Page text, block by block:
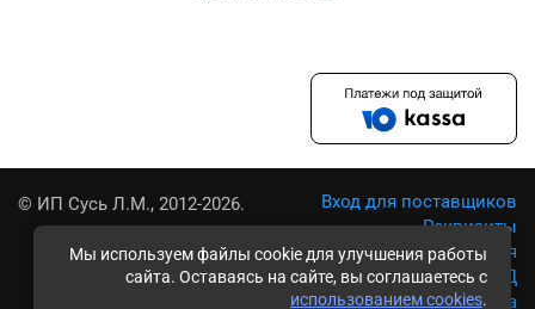
Мы используем файлы cookie для улучшения работы
сайта. Оставаясь на сайте, вы соглашаетесь с
использованием cookies.
© ИП Сусь Л.М., 2012-2026.
Вход для поставщиков
Реквизиты
Условия использования
Политика обработки ПД
Карта сайта